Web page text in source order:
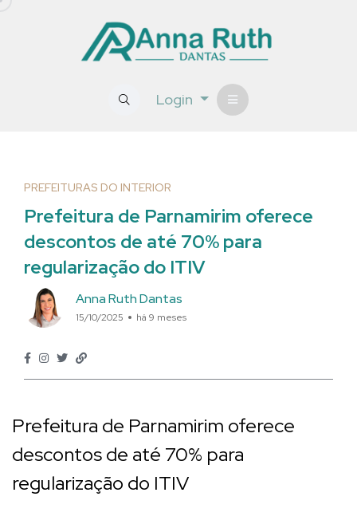
Login
PREFEITURAS DO INTERIOR
Prefeitura de Parnamirim oferece
descontos de até 70% para
regularização do ITIV
Anna Ruth Dantas
15/10/2025 há 9 meses
Prefeitura de Parnamirim oferece
descontos de até 70% para
regularização do ITIV